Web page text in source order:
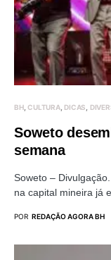
BH CULTURA DICAS
Soweto
semana
Soweto –
na capital mineira já
POR REDAÇÃO AGORA BH